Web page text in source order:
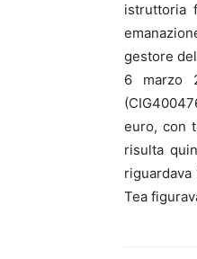
istruttoria
gestore
6 marzo
euro, con
risulta
Tea